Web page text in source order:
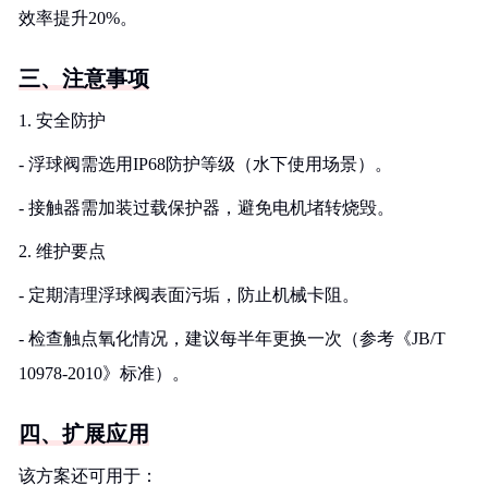
效率提升20%。
三、注意事项
1. 安全防护
- 浮球阀需选用IP68防护等级（水下使用场景）。
- 接触器需加装过载保护器，避免电机堵转烧毁。
2. 维护要点
- 定期清理浮球阀表面污垢，防止机械卡阻。
- 检查触点氧化情况，建议每半年更换一次（参考《JB/T
10978-2010》标准）。
四、扩展应用
该方案还可用于：